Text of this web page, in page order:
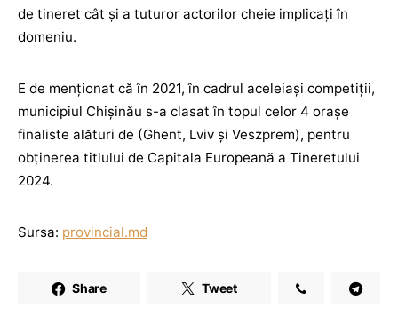
de tineret cât și a tuturor actorilor cheie implicați în
domeniu.
E de menționat că în 2021, în cadrul aceleiași competiții,
municipiul Chișinău s-a clasat în topul celor 4 orașe
finaliste alături de (Ghent, Lviv și Veszprem), pentru
obținerea titlului de Capitala Europeană a Tineretului
2024.
Sursa: provincial.md
Share Tweet